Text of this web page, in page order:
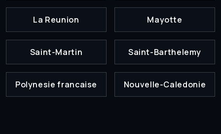
La Reunion Mayotte
Saint-Martin Saint-Barthelemy
Polynesie francaise Nouvelle-Caledonie